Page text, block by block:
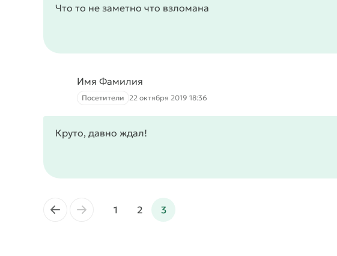
Что то не заметно что взломана
Имя Фамилия
Посетители 22 октября 2019 18:36
Круто, давно ждал!
← → 1 2 3